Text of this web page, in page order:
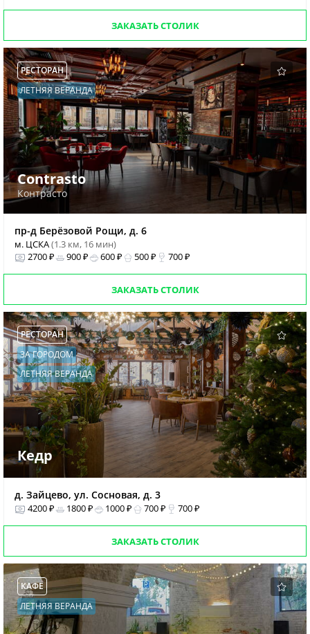
ЗАКАЗАТЬ СТОЛИК
РЕСТОРАН
ЛЕТНЯЯ ВЕРАНДА
Contrasto
Контрасто
пр-д Берёзовой Рощи, д. 6
м. ЦСКА(1.3 км, 16 мин)
2700 ₽
900 ₽ 600 ₽ 500 ₽ 700 ₽
ЗАКАЗАТЬ СТОЛИК
РЕСТОРАН
ЗА ГОРОДОМ
ЛЕТНЯЯ ВЕРАНДА
Кедр
д. Зайцево, ул. Сосновая, д. 3
4200 ₽ 1800 ₽ 1000 ₽ 700 ₽ 700 ₽
ЗАКАЗАТЬ СТОЛИК
КАФЕ
ЛЕТНЯЯ ВЕРАНДА